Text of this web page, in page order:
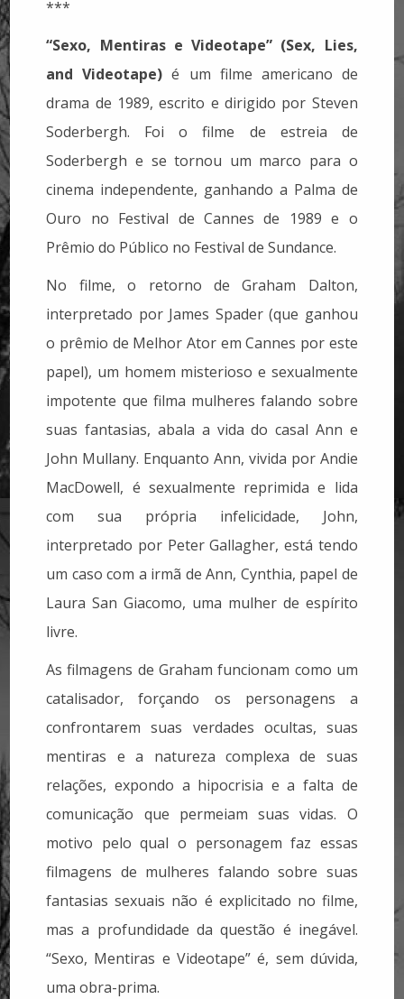
***
“Sexo, Mentiras e Videotape” (Sex, Lies,
and Videotape) é um filme americano de
drama de 1989, escrito e dirigido por Steven
Soderbergh. Foi o filme de estreia de
Soderbergh e se tornou um marco para o
cinema independente, ganhando a Palma de
Ouro no Festival de Cannes de 1989 e o
Prêmio do Público no Festival de Sundance.
No filme, o retorno de Graham Dalton,
interpretado por James Spader (que ganhou
o prêmio de Melhor Ator em Cannes por este
papel), um homem misterioso e sexualmente
impotente que filma mulheres falando sobre
suas fantasias, abala a vida do casal Ann e
John Mullany. Enquanto Ann, vivida por Andie
MacDowell, é sexualmente reprimida e lida
com sua própria infelicidade, John,
interpretado por Peter Gallagher, está tendo
um caso com a irmã de Ann, Cynthia, papel de
Laura San Giacomo, uma mulher de espírito
livre.
As filmagens de Graham funcionam como um
catalisador, forçando os personagens a
confrontarem suas verdades ocultas, suas
mentiras e a natureza complexa de suas
relações, expondo a hipocrisia e a falta de
comunicação que permeiam suas vidas. O
motivo pelo qual o personagem faz essas
filmagens de mulheres falando sobre suas
fantasias sexuais não é explicitado no filme,
mas a profundidade da questão é inegável.
“Sexo, Mentiras e Videotape” é, sem dúvida,
uma obra-prima.